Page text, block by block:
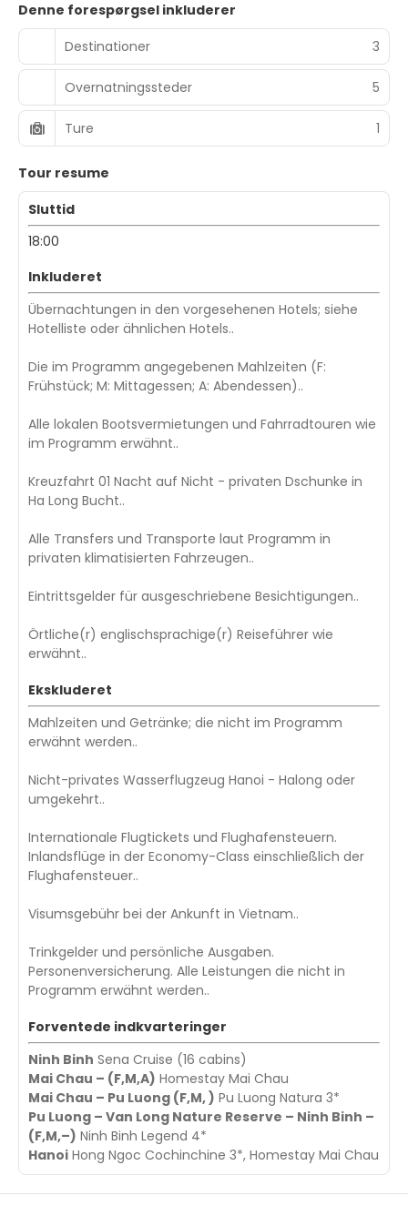
Denne forespørgsel inkluderer
Destinationer
3
Overnatningssteder 5
Ture 1
Tour resume
Sluttid
18:00
Inkluderet
Übernachtungen in den vorgesehenen Hotels; siehe
Hotelliste oder ähnlichen Hotels..
Die im Programm angegebenen Mahlzeiten (F:
Frühstück; M: Mittagessen; A: Abendessen)..
Alle lokalen Bootsvermietungen und Fahrradtouren wie
im Programm erwähnt..
Kreuzfahrt 01 Nacht auf Nicht - privaten Dschunke in
Ha Long Bucht..
Alle Transfers und Transporte laut Programm in
privaten klimatisierten Fahrzeugen..
Eintrittsgelder für ausgeschriebene Besichtigungen..
Örtliche(r) englischsprachige(r) Reiseführer wie
erwähnt..
Ekskluderet
Mahlzeiten und Getränke; die nicht im Programm
erwähnt werden..
Nicht-privates Wasserflugzeug Hanoi - Halong oder
umgekehrt..
Internationale Flugtickets und Flughafensteuern.
Inlandsflüge in der Economy-Class einschließlich der
Flughafensteuer..
Visumsgebühr bei der Ankunft in Vietnam..
Trinkgelder und persönliche Ausgaben.
Personenversicherung. Alle Leistungen die nicht in
Programm erwähnt werden..
Forventede indkvarteringer
Ninh Binh Sena Cruise (16 cabins)
Mai Chau – (F,M,A) Homestay Mai Chau
Mai Chau – Pu Luong (F,M, ) Pu Luong Natura 3*
Pu Luong – Van Long Nature Reserve – Ninh Binh –
(F,M,–) Ninh Binh Legend 4*
Hanoi Hong Ngoc Cochinchine 3*, Homestay Mai Chau